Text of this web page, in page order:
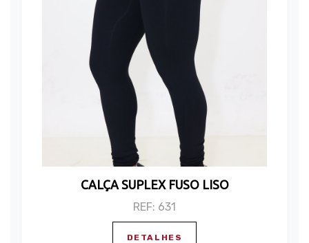
CALÇA SUPLEX FUSO LISO
REF: 631
DETALHES